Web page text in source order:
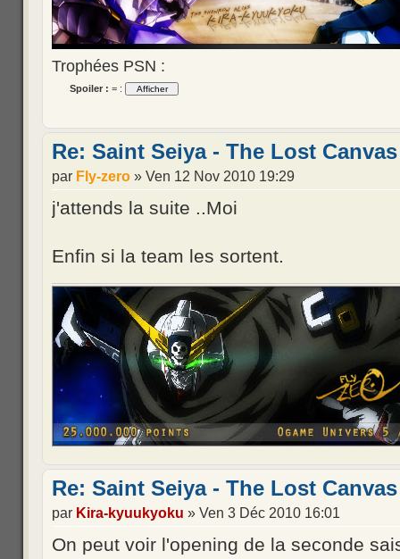
Trophées PSN :
Spoiler : = :
Re: Saint Seiya - The Lost Canvas
par Fly-zero » Ven 12 Nov 2010 19:29
j'attends la suite ..Moi
Enfin si la team les sortent.
Re: Saint Seiya - The Lost Canvas
par Kira-kyuukyoku » Ven 3 Déc 2010 16:01
On peut voir l'opening de la seconde